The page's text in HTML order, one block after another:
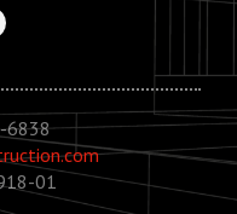
6838
01